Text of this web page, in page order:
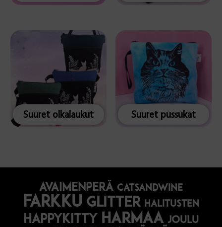
Suuret olkalaukut Suuret pussukat
avaimenperä catsandwine
farkku glitter halitusten
happykitty harmaa joulu